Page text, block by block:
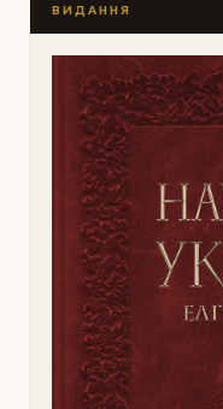
ВИДАННЯ